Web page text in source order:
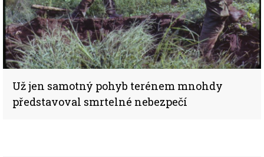
Už jen samotný pohyb terénem mnohdy
představoval smrtelné nebezpečí